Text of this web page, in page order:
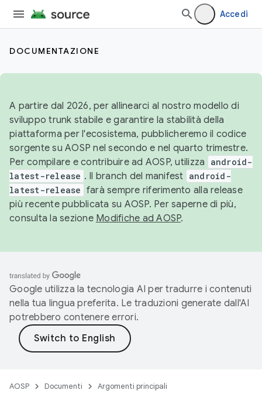
Accedi
DOCUMENTAZIONE
A partire dal 2026, per allinearci al nostro modello di
sviluppo trunk stabile e garantire la stabilità della
piattaforma per l'ecosistema, pubblicheremo il codice
sorgente su AOSP nel secondo e nel quarto trimestre.
Per compilare e contribuire ad AOSP, utilizza
android-
latest-release . Il branch del manifest android-
latest-release farà sempre riferimento alla release
più recente pubblicata su AOSP. Per saperne di più,
consulta la sezione Modifiche ad AOSP.
Google utilizza la tecnologia AI per tradurre i contenuti
nella tua lingua preferita. Le traduzioni generate dall'AI
potrebbero contenere errori.
AOSP Documenti Argomenti principali